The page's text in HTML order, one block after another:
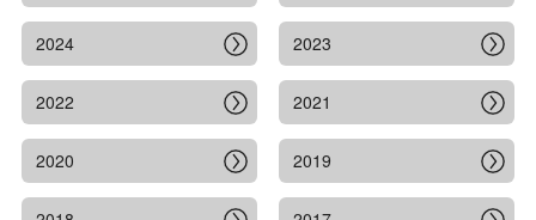
2024 2023
2022 2021
2020 2019